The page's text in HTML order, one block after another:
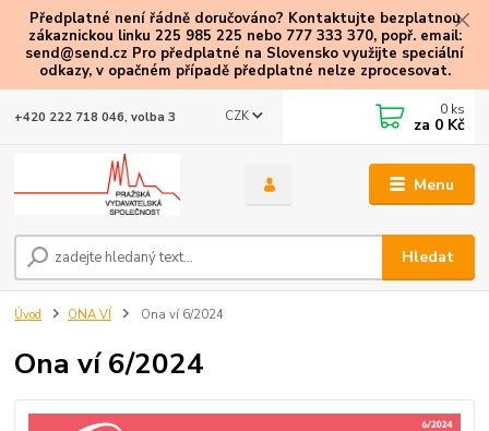
Předplatné není řádně doručováno? Kontaktujte bezplatnou
zákaznickou linku 225 985 225 nebo 777 333 370, popř. email:
send@send.cz Pro předplatné na Slovensko využijte speciální
odkazy, v opačném případě předplatné nelze zprocesovat.
Menu
CZK
Hledat
+420 222 718 046, volba 3 0 ks
za 0 Kč
Úvod ONA VÍ Ona ví 6/2024
Ona ví 6/2024